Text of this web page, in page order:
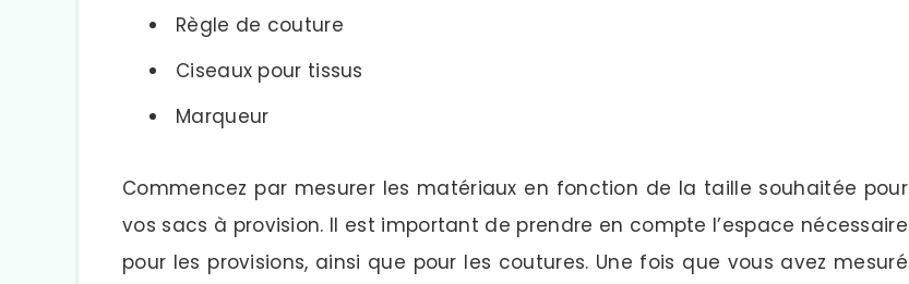
Règle de couture
Ciseaux pour tissus
Marqueur
Commencez par mesurer les matériaux en fonction de la taille souhaitée pour
vos sacs à provision. Il est important de prendre en compte l’espace nécessaire
pour les provisions, ainsi que pour les coutures. Une fois que vous avez mesuré